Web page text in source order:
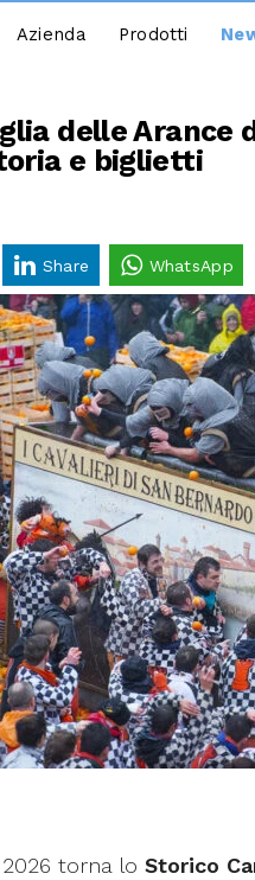
Azienda Prodotti
delle Arance
e biglietti
Share WhatsApp
2026 torna lo Storico